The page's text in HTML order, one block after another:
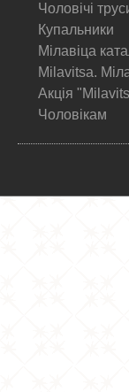
Чоловічі
Купальники
Мілавіца
Milavitsa.
Акція
Чоловікам